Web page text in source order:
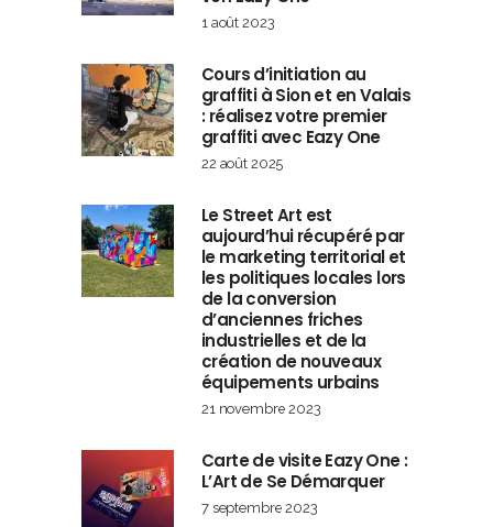
1 août 2023
Cours d’initiation au
graffiti à Sion et en Valais
: réalisez votre premier
graffiti avec Eazy One
22 août 2025
Le Street Art est
aujourd’hui récupéré par
le marketing territorial et
les politiques locales lors
de la conversion
d’anciennes friches
industrielles et de la
création de nouveaux
équipements urbains
21 novembre 2023
Carte de visite Eazy One :
L’Art de Se Démarquer
7 septembre 2023